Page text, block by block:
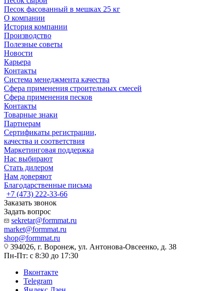
Песок фасованный в мешках 25 кг
О компании
История компании
Производство
Полезные советы
Новости
Карьера
Контакты
Система менеджмента качества
Сфера применения строительных смесей
Сфера применения песков
Контакты
Товарные знаки
Партнерам
Сертификаты регистрации,
качества и соответствия
Маркетинговая поддержка
Нас выбирают
Стать дилером
Нам доверяют
Благодарственные письма
+7 (473) 222-33-66
Заказать звонок
Задать вопрос
sekretar@formmat.ru
market@formmat.ru
shop@formmat.ru
394026, г. Воронеж, ул. Антонова-Овсеенко, д. 38
Пн-Пт: с 8:30 до 17:30
Вконтакте
Telegram